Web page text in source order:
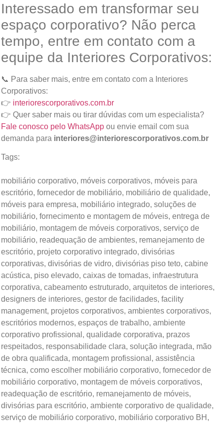
Interessado em transformar seu
espaço corporativo? Não perca
tempo, entre em contato com a
equipe da Interiores Corporativos:
📞 Para saber mais, entre em contato com a Interiores
Corporativos:
👉 interiorescorporativos.com.br
👉 Quer saber mais ou tirar dúvidas com um especialista?
Fale conosco pelo WhatsApp ou envie email com sua
demanda para interiores@interiorescorporativos.com.br
Tags:
mobiliário corporativo, móveis corporativos, móveis para
escritório, fornecedor de mobiliário, mobiliário de qualidade,
móveis para empresa, mobiliário integrado, soluções de
mobiliário, fornecimento e montagem de móveis, entrega de
mobiliário, montagem de móveis corporativos, serviço de
mobiliário, readequação de ambientes, remanejamento de
escritório, projeto corporativo integrado, divisórias
corporativas, divisórias de vidro, divisórias piso teto, cabine
acústica, piso elevado, caixas de tomadas, infraestrutura
corporativa, cabeamento estruturado, arquitetos de interiores,
designers de interiores, gestor de facilidades, facility
management, projetos corporativos, ambientes corporativos,
escritórios modernos, espaços de trabalho, ambiente
corporativo profissional, qualidade corporativa, prazos
respeitados, responsabilidade clara, solução integrada, mão
de obra qualificada, montagem profissional, assistência
técnica, como escolher mobiliário corporativo, fornecedor de
mobiliário corporativo, montagem de móveis corporativos,
readequação de escritório, remanejamento de móveis,
divisórias para escritório, ambiente corporativo de qualidade,
serviço de mobiliário corporativo, mobiliário corporativo BH,